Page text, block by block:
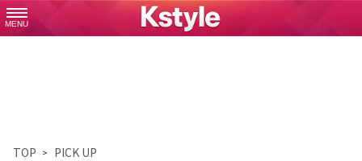
MENU
TOP PICK UP